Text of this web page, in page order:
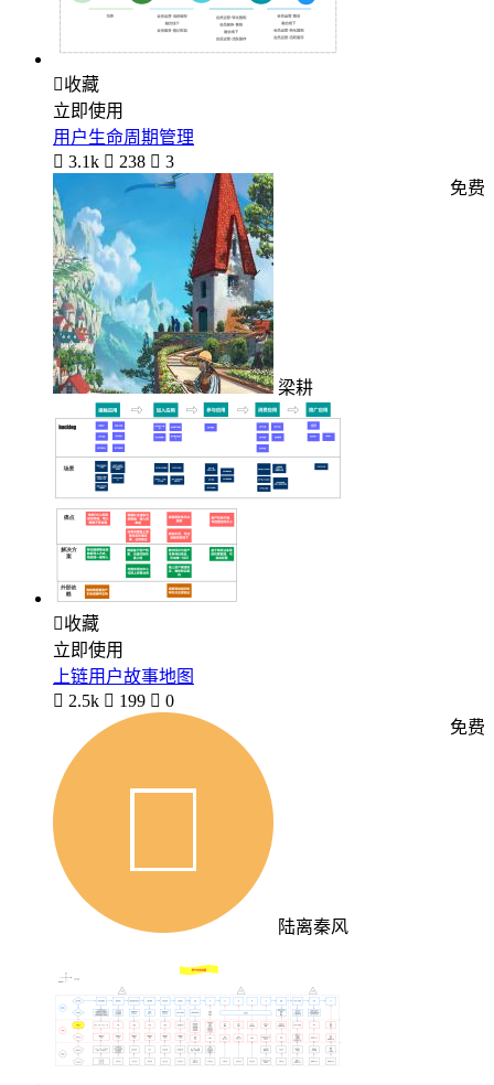
收藏
立即使用
用户生命周期管理
 3.1k  238  3
梁耕
免费
收藏
立即使用
上链用户故事地图
 2.5k  199  0
陆离秦风
免费